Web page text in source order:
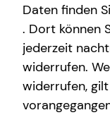
Daten finden
. Dort können
jederzeit
widerrufen.
widerrufen,